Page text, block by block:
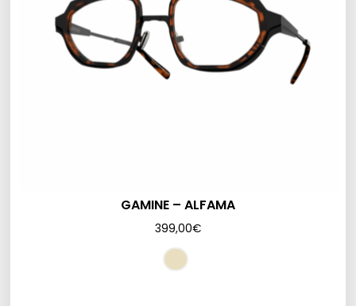
GAMINE – ALFAMA
399,00€